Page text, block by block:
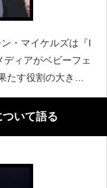
・マイケルズは『I
ィアがベビーフェ
たす役割の大きさ
いて語る